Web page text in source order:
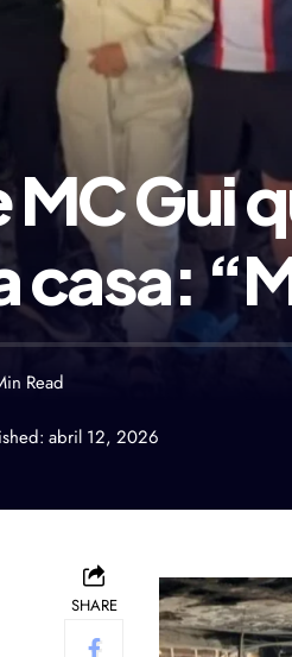
MC Gui
casa:
abril 12, 2026
Read
SHARE